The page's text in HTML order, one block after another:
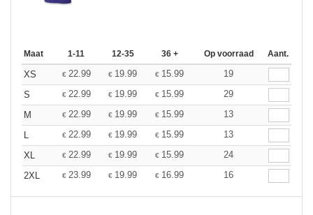
Maat 1-11 12-35 36 + Op voorraad Aant.
XS € 22.99 € 19.99 € 15.99
19
S
€ 22.99 € 19.99 € 15.99
29
M
€ 22.99 € 19.99 € 15.99
13
L
€ 22.99 € 19.99 € 15.99
13
XL
€ 22.99 € 19.99 € 15.99
24
2XL
€ 23.99 € 19.99 € 16.99 16